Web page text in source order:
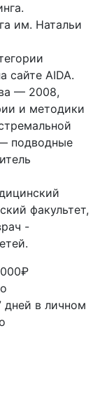
им. Натальи
сайте AIDA.
— 2008,
и методики
подводные
факультет,
-
дней в личном